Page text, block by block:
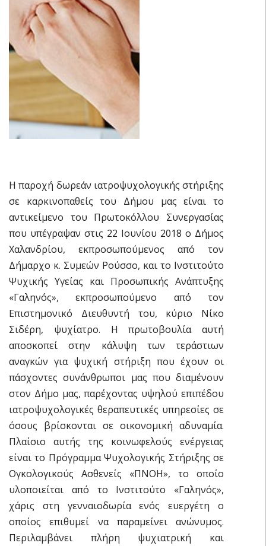
Η παροχή δωρεάν ιατροψυχολογικής στήριξης
σε καρκινοπαθείς του Δήμου μας είναι το
αντικείμενο του Πρωτοκόλλου Συνεργασίας
που υπέγραψαν στις 22 Ιουνίου 2018 ο Δήμος
Χαλανδρίου, εκπροσωπούμενος από τον
Δήμαρχο κ. Συμεών Ρούσσο, και το Ινστιτούτο
Ψυχικής Υγείας και Προσωπικής Ανάπτυξης
«Γαληνός», εκπροσωπούμενο από τον
Επιστημονικό Διευθυντή του, κύριο Νίκο
Σιδέρη, ψυχίατρο. Η πρωτοβουλία αυτή
αποσκοπεί στην κάλυψη των τεράστιων
αναγκών για ψυχική στήριξη που έχουν οι
πάσχοντες συνάνθρωποι μας που διαμένουν
στον Δήμο μας, παρέχοντας υψηλού επιπέδου
ιατροψυχολογικές θεραπευτικές υπηρεσίες σε
όσους βρίσκονται σε οικονομική αδυναμία.
Πλαίσιο αυτής της κοινωφελούς ενέργειας
είναι το Πρόγραμμα Ψυχολογικής Στήριξης σε
Ογκολογικούς Ασθενείς «ΠΝΟΗ», το οποίο
υλοποιείται από το Ινστιτούτο «Γαληνός»,
χάρις στη γενναιοδωρία ενός ευεργέτη ο
οποίος επιθυμεί να παραμείνει ανώνυμος.
Περιλαμβάνει πλήρη ψυχιατρική και